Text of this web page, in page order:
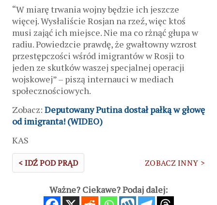
“W miarę trwania wojny będzie ich jeszcze
więcej. Wysłaliście Rosjan na rzeź, więc ktoś
musi zająć ich miejsce. Nie ma co rżnąć głupa w
radiu. Powiedzcie prawdę, że gwałtowny wzrost
przestępczości wśród imigrantów w Rosji to
jeden ze skutków waszej specjalnej operacji
wojskowej” – piszą internauci w mediach
społecznościowych.
Zobacz: Deputowany Putina dostał pałką w głowę
od imigranta! (WIDEO)
KAS
< IDŹ POD PRĄD ZOBACZ INNY >
Ważne? Ciekawe? Podaj dalej: